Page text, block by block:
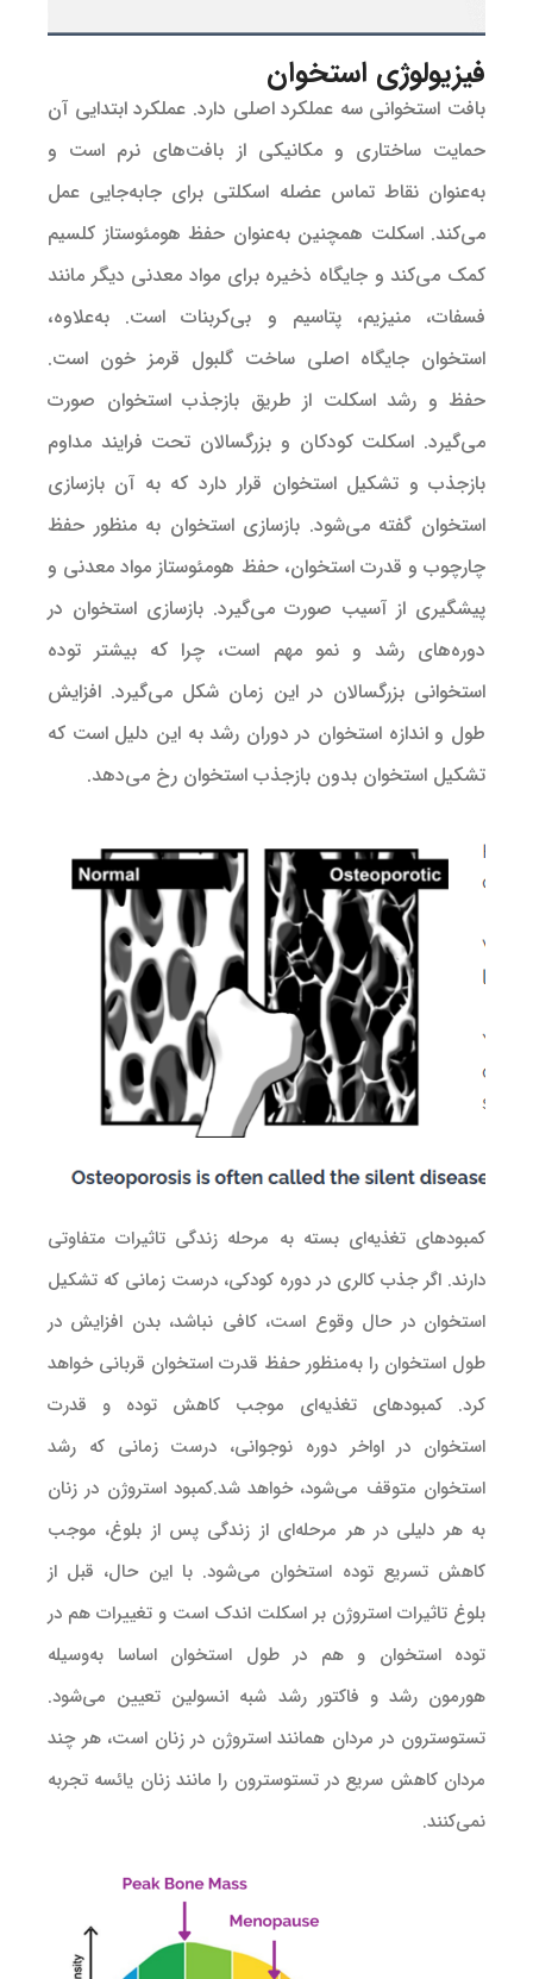
فیزیولوژی استخوان
بافت استخوانی سه عملکرد اصلی دارد. عملکرد ابتدایی آن
حمایت ساختاری و مکانیکی از بافت‌های نرم است و
به‌عنوان نقاط تماس عضله اسکلتی برای جابه‌جایی عمل
می‌کند. اسکلت همچنین به‌عنوان حفظ هومئوستاز کلسیم
کمک می‌کند و جایگاه ذخیره برای مواد معدنی دیگر مانند
فسفات، منیزیم، پتاسیم و بی‌کربنات است. به‌علاوه،
استخوان جایگاه اصلی ساخت گلبول قرمز خون است.
حفظ و رشد اسکلت از طریق بازجذب استخوان صورت
می‌گیرد. اسکلت کودکان و بزرگسالان تحت فرایند مداوم
بازجذب و تشکیل استخوان قرار دارد که به آن بازسازی
استخوان گفته می‌شود. بازسازی استخوان به منظور حفظ
چارچوب و قدرت استخوان، حفظ هومئوستاز مواد معدنی و
پیشگیری از آسیب صورت می‌گیرد. بازسازی استخوان در
دوره‌های رشد و نمو مهم است، چرا که بیشتر توده
استخوانی بزرگسالان در این زمان شکل می‌گیرد. افزایش
طول و اندازه استخوان در دوران رشد به این دلیل است که
تشکیل استخوان بدون بازجذب استخوان رخ می‌دهد.
کمبود‌های تغذیه‌ای بسته به مرحله زندگی تاثیرات متفاوتی
دارند. اگر جذب کالری در دوره کودکی، درست زمانی که تشکیل
استخوان در حال وقوع است، کافی نباشد، بدن افزایش در
طول استخوان را به‌منظور حفظ قدرت استخوان قربانی خواهد
کرد. کمبود‌های تغذیه‌ای موجب کاهش توده و قدرت
استخوان در اواخر دوره نوجوانی، درست زمانی که رشد
استخوان متوقف می‌شود، خواهد شد.کمبود استروژن در زنان
به هر دلیلی در هر مرحله‌ای از زندگی پس از بلوغ، موجب
کاهش تسریع توده استخوان می‌شود. با این حال، قبل از
بلوغ تاثیرات استروژن بر اسکلت اندک است و تغییرات هم در
توده استخوان و هم در طول استخوان اساسا به‌وسیله
هورمون رشد و فاکتور رشد شبه انسولین تعیین می‌شود.
تستوسترون در مردان همانند استروژن در زنان است، هر چند
مردان کاهش سریع در تستوسترون را مانند زنان یائسه تجربه
نمی‌کنند.